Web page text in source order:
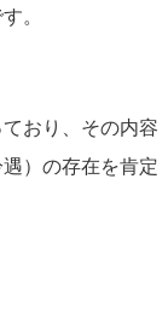
。
おり、その内容
）の存在を肯定